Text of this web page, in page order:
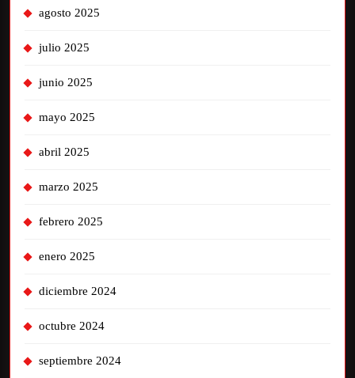
agosto 2025
julio 2025
junio 2025
mayo 2025
abril 2025
marzo 2025
febrero 2025
enero 2025
diciembre 2024
octubre 2024
septiembre 2024